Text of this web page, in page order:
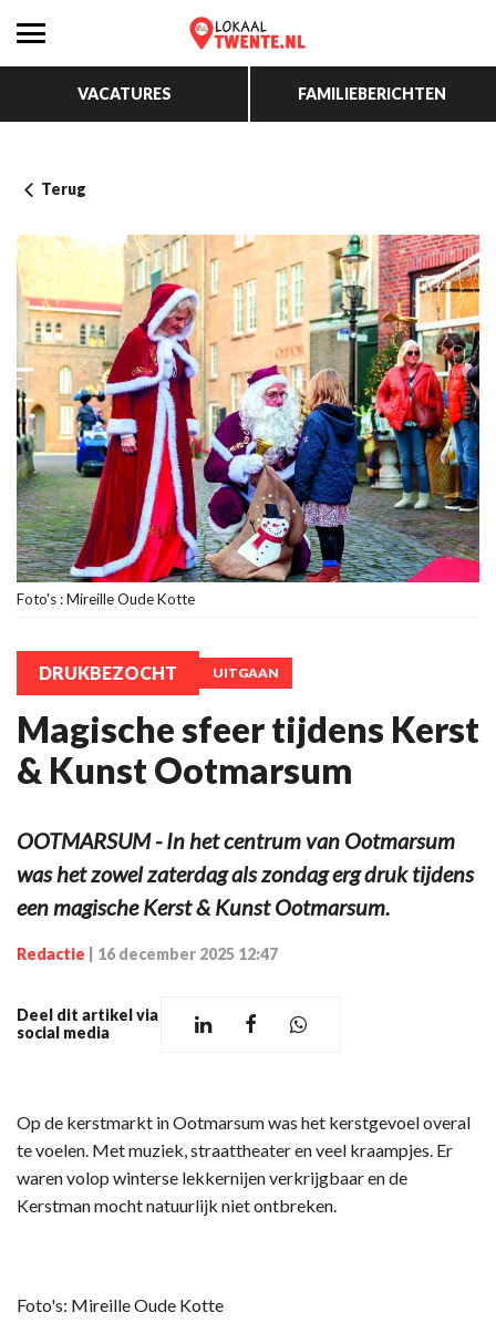
VACATURES FAMILIEBERICHTEN
Terug
Foto's : Mireille Oude Kotte
DRUKBEZOCHT UITGAAN
Magische sfeer tijdens Kerst
& Kunst Ootmarsum
OOTMARSUM - In het centrum van Ootmarsum
was het zowel zaterdag als zondag erg druk tijdens
een magische Kerst & Kunst Ootmarsum.
Redactie 16 december 2025 12:47
Deel dit artikel via
social media
Op de kerstmarkt in Ootmarsum was het kerstgevoel overal
te voelen. Met muziek, straattheater en veel kraampjes. Er
waren volop winterse lekkernijen verkrijgbaar en de
Kerstman mocht natuurlijk niet ontbreken.
Foto's: Mireille Oude Kotte